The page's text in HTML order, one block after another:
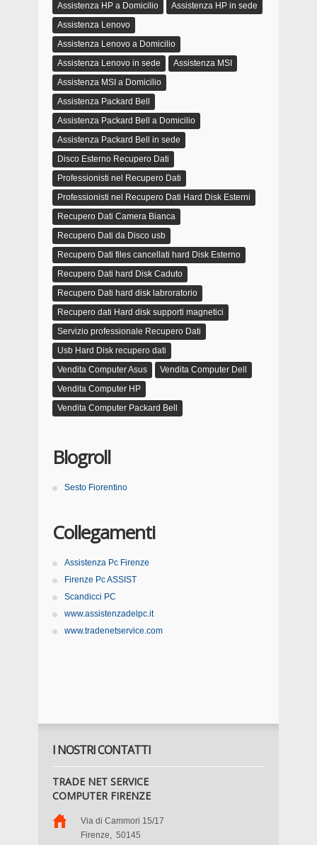
Assistenza HP a Domicilio
Assistenza HP in sede
Assistenza Lenovo
Assistenza Lenovo a Domicilio
Assistenza Lenovo in sede
Assistenza MSI
Assistenza MSI a Domicilio
Assistenza Packard Bell
Assistenza Packard Bell a Domicilio
Assistenza Packard Bell in sede
Disco Esterno Recupero Dati
Professionisti nel Recupero Dati
Professionisti nel Recupero Dati Hard Disk Esterni
Recupero Dati Camera Bianca
Recupero Dati da Disco usb
Recupero Dati files cancellati hard Disk Esterno
Recupero Dati hard Disk Caduto
Recupero Dati hard disk labroratorio
Recupero dati Hard disk supporti magnetici
Servizio professionale Recupero Dati
Usb Hard Disk recupero dati
Vendita Computer Asus
Vendita Computer Dell
Vendita Computer HP
Vendita Computer Packard Bell
Blogroll
Sesto Fiorentino
Collegamenti
Assistenza Pc Firenze
Firenze Pc ASSIST
Scandicci PC
www.assistenzadelpc.it
www.tradenetservice.com
I NOSTRI CONTATTI
TRADE NET SERVICE
COMPUTER FIRENZE
Via di Cammori 15/17
Firenze, 50145